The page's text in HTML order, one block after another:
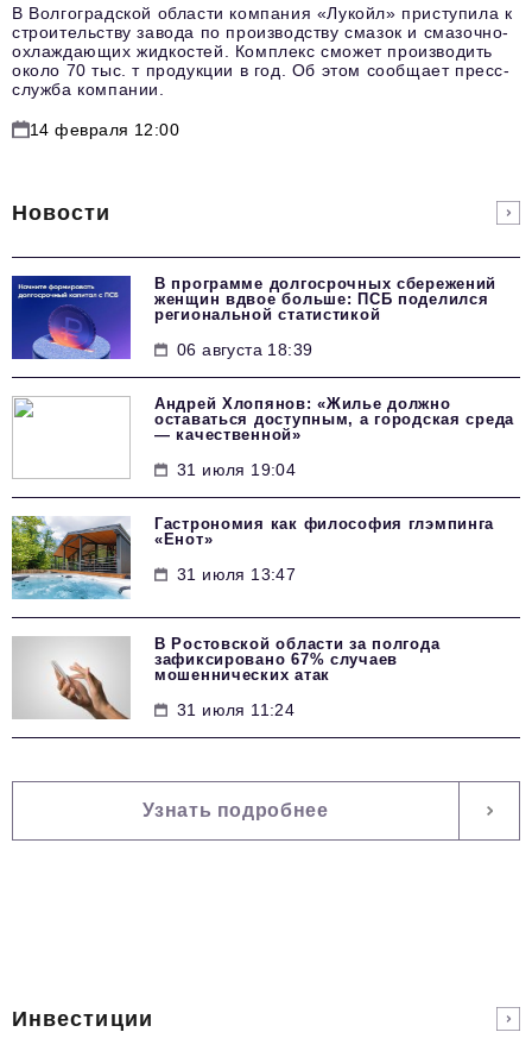
В Волгоградской области компания «Лукойл» приступила к
строительству завода по производству смазок и смазочно-
охлаждающих жидкостей. Комплекс сможет производить
около 70 тыс. т продукции в год. Об этом сообщает пресс-
служба компании.
14 февраля 12:00
Новости
В программе долгосрочных сбережений
женщин вдвое больше: ПСБ поделился
региональной статистикой
06 августа 18:39
Андрей Хлопянов: «Жилье должно
оставаться доступным, а городская среда
— качественной»
31 июля 19:04
Гастрономия как философия глэмпинга
«Енот»
31 июля 13:47
В Ростовской области за полгода
зафиксировано 67% случаев
мошеннических атак
31 июля 11:24
Узнать подробнее
Инвестиции